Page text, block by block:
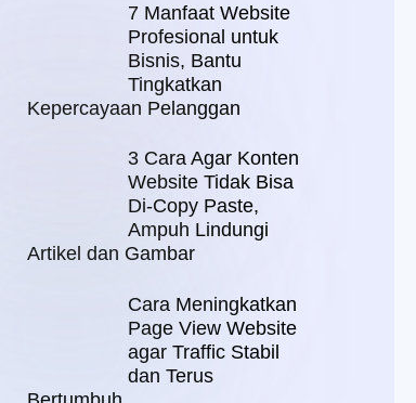
7 Manfaat Website
Profesional untuk
Bisnis, Bantu
Tingkatkan
Kepercayaan Pelanggan
3 Cara Agar Konten
Website Tidak Bisa
Di-Copy Paste,
Ampuh Lindungi
Artikel dan Gambar
Cara Meningkatkan
Page View Website
agar Traffic Stabil
dan Terus